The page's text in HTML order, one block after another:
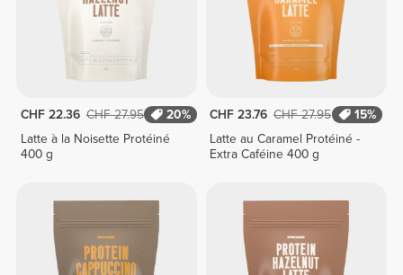
CHF 22.36 CHF 27.95
20%
Latte à la Noisette Protéiné
400 g
CHF 23.76 CHF 27.95
15%
Latte au Caramel Protéiné -
Extra Caféine 400 g